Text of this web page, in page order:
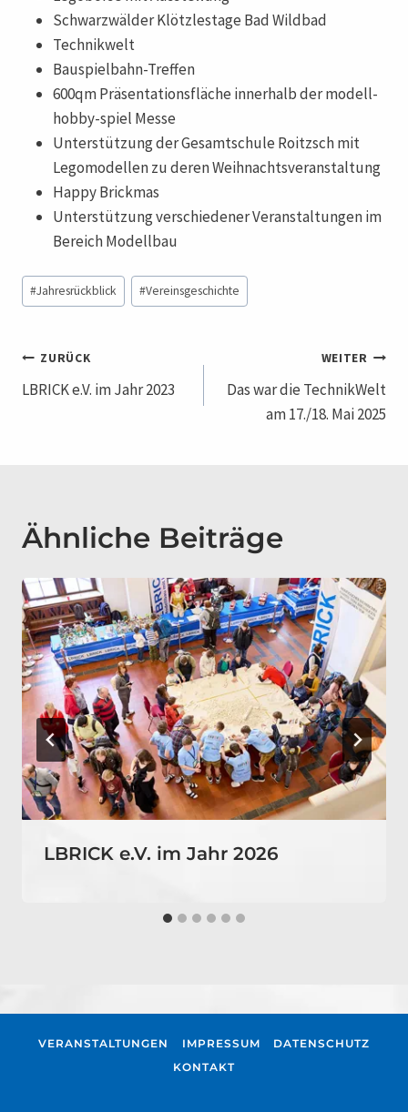
Schwarzwälder Klötzlestage Bad Wildbad
Technikwelt
Bauspielbahn-Treffen
600qm Präsentationsfläche innerhalb der modell-
hobby-spiel Messe
Unterstützung der Gesamtschule Roitzsch mit
Legomodellen zu deren Weihnachtsveranstaltung
Happy Brickmas
Unterstützung verschiedener Veranstaltungen im
Bereich Modellbau
Schlagworte:
#Jahresrückblick #Vereinsgeschichte
Beitragsnavigation
ZURÜCK
LBRICK e.V. im Jahr 2023
WEITER
Das war die TechnikWelt
am 17./18. Mai 2025
Ähnliche Beiträge
LBRICK e.V. im Jahr 2026
VERANSTALTUNGEN IMPRESSUM
DATENSCHUTZ
KONTAKT